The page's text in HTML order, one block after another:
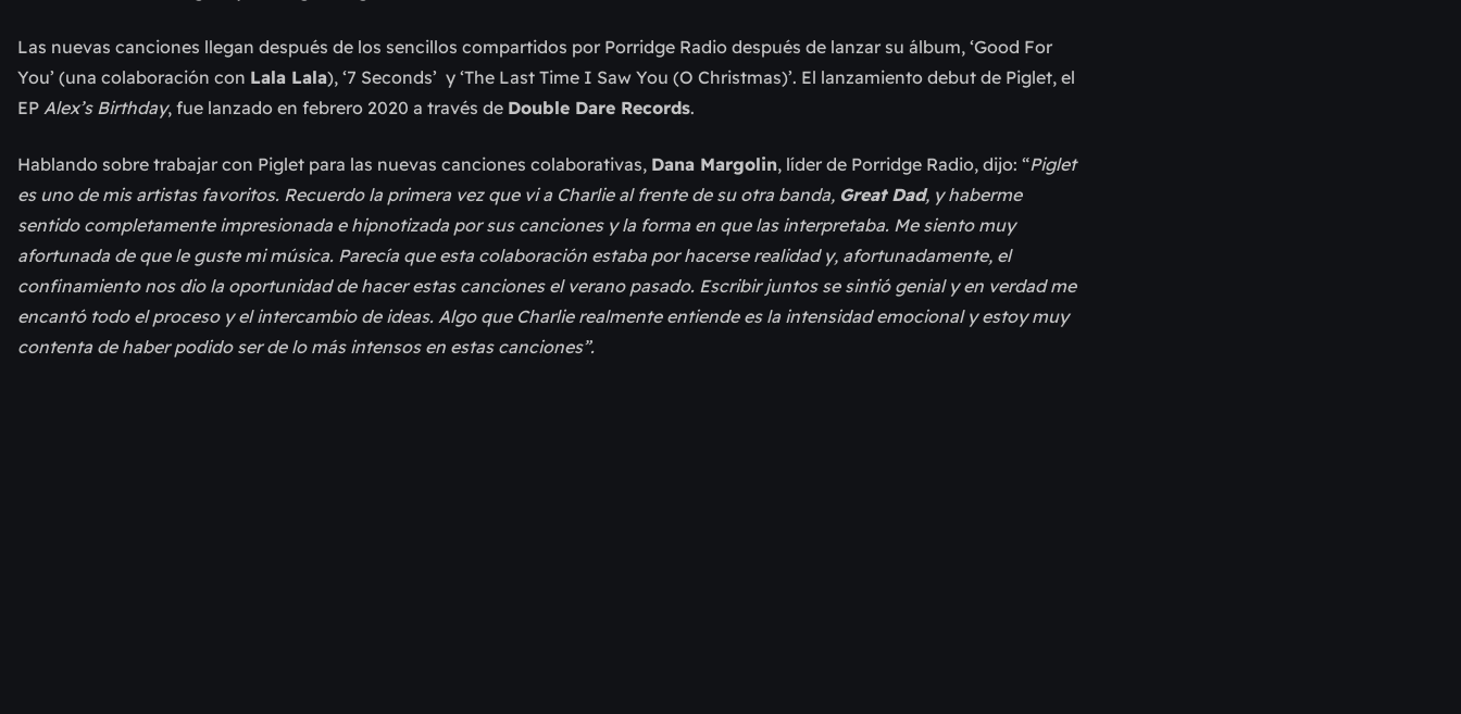
Las nuevas canciones llegan después de los sencillos compartidos por Porridge Radio después de lanzar su álbum, ‘Good For
You’ (una colaboración con Lala Lala), ‘7 Seconds’ y ‘The Last Time I Saw You (O Christmas)’. El lanzamiento debut de Piglet, el
EP Alex’s Birthday, fue lanzado en febrero 2020 a través de Double Dare Records.
Hablando sobre trabajar con Piglet para las nuevas canciones colaborativas, Dana Margolin, líder de Porridge Radio, dijo: “Piglet
es uno de mis artistas favoritos. Recuerdo la primera vez que vi a Charlie al frente de su otra banda, Great Dad, y haberme
sentido completamente impresionada e hipnotizada por sus canciones y la forma en que las interpretaba. Me siento muy
afortunada de que le guste mi música. Parecía que esta colaboración estaba por hacerse realidad y, afortunadamente, el
confinamiento nos dio la oportunidad de hacer estas canciones el verano pasado. Escribir juntos se sintió genial y en verdad me
encantó todo el proceso y el intercambio de ideas. Algo que Charlie realmente entiende es la intensidad emocional y estoy muy
contenta de haber podido ser de lo más intensos en estas canciones”.